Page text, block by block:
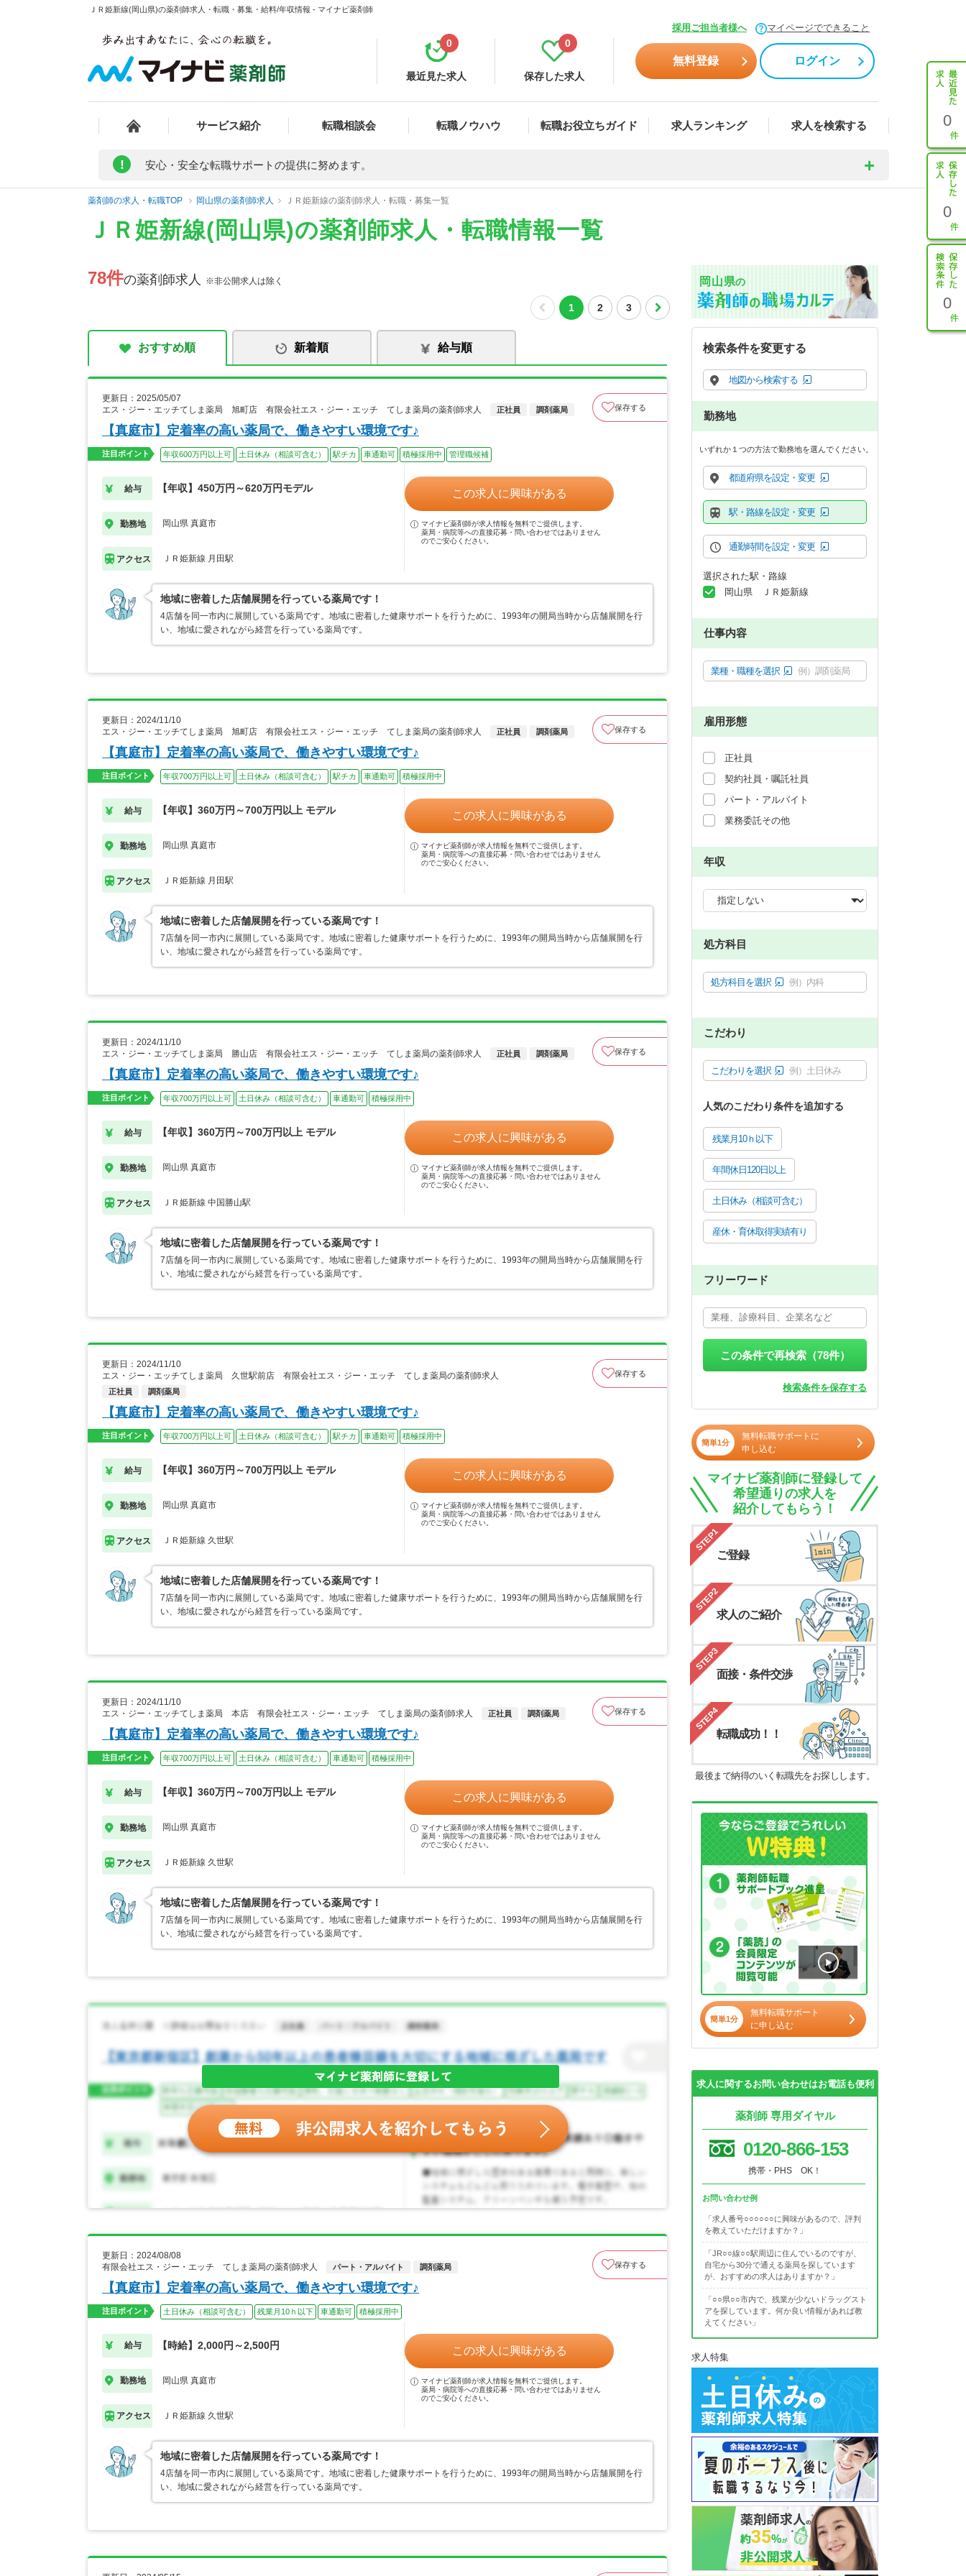
ＪＲ姫新線(岡山県)の薬剤師求人・転職・募集・給料/年収情報 - マイナビ薬剤師
採用ご担当者様へ マイページでできること
最近見た求人
0
保存した求人
0
無料登録 ログイン
サービス紹介 転職相談会 転職ノウハウ 転職お役立ちガイド 求人ランキング 求人を検索する 0
0
0
! 安心・安全な転職サポートの提供に努めます。
薬剤師の求人・転職TOP 岡山県の薬剤師求人 ＪＲ姫新線の薬剤師求人・転職・募集一覧
ＪＲ姫新線(岡山県)の薬剤師求人・転職情報一覧
78件の薬剤師求人 ※非公開求人は除く
1 2 3
おすすめ順 新着順 給与順
更新日：2025/05/07
エス・ジー・エッチてしま薬局 旭町店 有限会社エス・ジー・エッチ てしま薬局の薬剤師求人
正社員 調剤薬局 保存する
【真庭市】定着率の高い薬局で、働きやすい環境です♪
注目ポイント 年収600万円以上可 土日休み（相談可含む） 駅チカ 車通勤可 積極採用中 管理職候補
給与 【年収】450万円～620万円モデル
勤務地 岡山県 真庭市
アクセス ＪＲ姫新線 月田駅
この求人に興味がある
マイナビ薬剤師が求人情報を無料でご提供します。
薬局・病院等への直接応募・問い合わせではありません
のでご安心ください。
地域に密着した店舗展開を行っている薬局です！
4店舗を同一市内に展開している薬局です。地域に密着した健康サポートを行うために、1993年の開局当時から店舗展開を行
い、地域に愛されながら経営を行っている薬局です。
更新日：2024/11/10
エス・ジー・エッチてしま薬局 旭町店 有限会社エス・ジー・エッチ てしま薬局の薬剤師求人
正社員 調剤薬局 保存する
【真庭市】定着率の高い薬局で、働きやすい環境です♪
注目ポイント 年収700万円以上可 土日休み（相談可含む） 駅チカ 車通勤可 積極採用中
給与 【年収】360万円～700万円以上 モデル
勤務地 岡山県 真庭市
アクセス ＪＲ姫新線 月田駅
この求人に興味がある
マイナビ薬剤師が求人情報を無料でご提供します。
薬局・病院等への直接応募・問い合わせではありません
のでご安心ください。
地域に密着した店舗展開を行っている薬局です！
7店舗を同一市内に展開している薬局です。地域に密着した健康サポートを行うために、1993年の開局当時から店舗展開を行
い、地域に愛されながら経営を行っている薬局です。
更新日：2024/11/10
エス・ジー・エッチてしま薬局 勝山店 有限会社エス・ジー・エッチ てしま薬局の薬剤師求人
正社員 調剤薬局 保存する
【真庭市】定着率の高い薬局で、働きやすい環境です♪
注目ポイント 年収700万円以上可 土日休み（相談可含む） 車通勤可 積極採用中
給与 【年収】360万円～700万円以上 モデル
勤務地 岡山県 真庭市
アクセス ＪＲ姫新線 中国勝山駅
この求人に興味がある
マイナビ薬剤師が求人情報を無料でご提供します。
薬局・病院等への直接応募・問い合わせではありません
のでご安心ください。
地域に密着した店舗展開を行っている薬局です！
7店舗を同一市内に展開している薬局です。地域に密着した健康サポートを行うために、1993年の開局当時から店舗展開を行
い、地域に愛されながら経営を行っている薬局です。
更新日：2024/11/10
エス・ジー・エッチてしま薬局 久世駅前店 有限会社エス・ジー・エッチ てしま薬局の薬剤師求人
正社員 調剤薬局
保存する
【真庭市】定着率の高い薬局で、働きやすい環境です♪
注目ポイント 年収700万円以上可 土日休み（相談可含む） 駅チカ 車通勤可 積極採用中
給与 【年収】360万円～700万円以上 モデル
勤務地 岡山県 真庭市
アクセス ＪＲ姫新線 久世駅
この求人に興味がある
マイナビ薬剤師が求人情報を無料でご提供します。
薬局・病院等への直接応募・問い合わせではありません
のでご安心ください。
地域に密着した店舗展開を行っている薬局です！
7店舗を同一市内に展開している薬局です。地域に密着した健康サポートを行うために、1993年の開局当時から店舗展開を行
い、地域に愛されながら経営を行っている薬局です。
更新日：2024/11/10
エス・ジー・エッチてしま薬局 本店 有限会社エス・ジー・エッチ てしま薬局の薬剤師求人
正社員 調剤薬局 保存する
【真庭市】定着率の高い薬局で、働きやすい環境です♪
注目ポイント 年収700万円以上可 土日休み（相談可含む） 車通勤可 積極採用中
給与 【年収】360万円～700万円以上 モデル
勤務地 岡山県 真庭市
アクセス ＪＲ姫新線 久世駅
この求人に興味がある
マイナビ薬剤師が求人情報を無料でご提供します。
薬局・病院等への直接応募・問い合わせではありません
のでご安心ください。
地域に密着した店舗展開を行っている薬局です！
7店舗を同一市内に展開している薬局です。地域に密着した健康サポートを行うために、1993年の開局当時から店舗展開を行
い、地域に愛されながら経営を行っている薬局です。
更新日：2024/08/08
有限会社エス・ジー・エッチ てしま薬局の薬剤師求人
パート・アルバイト 調剤薬局 保存する
【真庭市】定着率の高い薬局で、働きやすい環境です♪
注目ポイント 土日休み（相談可含む） 残業月10ｈ以下 車通勤可 積極採用中
給与 【時給】2,000円～2,500円
勤務地 岡山県 真庭市
アクセス ＪＲ姫新線 久世駅
この求人に興味がある
マイナビ薬剤師が求人情報を無料でご提供します。
薬局・病院等への直接応募・問い合わせではありません
のでご安心ください。
地域に密着した店舗展開を行っている薬局です！
4店舗を同一市内に展開している薬局です。地域に密着した健康サポートを行うために、1993年の開局当時から店舗展開を行
い、地域に愛されながら経営を行っている薬局です。
岡山県の
検索条件を変更する
地図から検索する
勤務地
いずれか１つの方法で勤務地を選んでください。
都道府県を設定・変更
駅・路線を設定・変更
通勤時間を設定・変更
選択された駅・路線
岡山県 ＪＲ姫新線
仕事内容
業種・職種を選択 例）調剤薬局
雇用形態
正社員
契約社員・嘱託社員
パート・アルバイト
業務委託その他
年収
処方科目
処方科目を選択 例）内科
こだわり
こだわりを選択 例）土日休み
人気のこだわり条件を追加する
残業月10ｈ以下
年間休日120日以上
土日休み（相談可含む）
産休・育休取得実績有り
フリーワード
この条件で再検索（78件）
検索条件を保存する
簡単1分
無料転職サポートに
申し込む
マイナビ薬剤師に登録して
希望通りの求人を
紹介してもらう！
STEP1
ご登録
STEP2
求人のご紹介
STEP3
面接・条件交渉
STEP4
転職成功！！
最後まで納得のいく転職先をお探しします。
簡単1分
無料転職サポート
に申し込む
求人に関するお問い合わせはお電話も便利
薬剤師 専用ダイヤル
0120-866-153
携帯・PHS OK！
お問い合わせ例
「求人番号○○○○○○に興味があるので、評判
を教えていただけますか？」
「JR○○線○○駅周辺に住んでいるのですが、
自宅から30分で通える薬局を探しています
が、おすすめの求人はありますか？」
「○○県○○市内で、残業が少ないドラッグスト
アを探しています。何か良い情報があれば教
えてください」
求人特集